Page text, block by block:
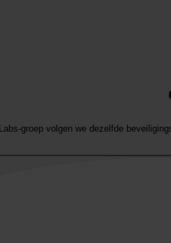
groep volgen we dezelfde